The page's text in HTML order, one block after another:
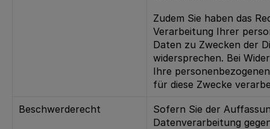
Zudem Sie haben das
Verarbeitung Ihrer
Daten zu Zwecken der
widersprechen. Bei
Ihre
für diese Zwecke
Beschwerderecht
Sofern Sie der
Datenverarbeitung